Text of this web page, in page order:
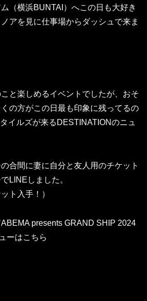
（横浜BUNTAI）へこの日も大好き
アを見に仕事場からダッシュで来ま
と楽しめるイベントでしたが、おそ
の方がこの日最も印象に残ってるの
イルズが来るDESTINATIONのニュ
合間に妻に自分と友人用のチケット
LINEしました。
ト入手！）
presents GRAND SHIP 2024
ーはこちら